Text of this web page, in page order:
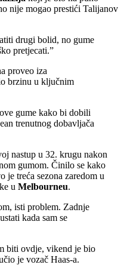
nije mogao prestići Talijanov
drugi bolid, no gume
pretjecati.”
proveo iza
brzinu u ključnim
gume kako bi dobili
trenutnog dobavljača
nastup u 32. krugu nakon
gumom. Činilo se kako
je treća sezona zaredom u
u Melbourneu.
isti problem. Zadnje
kada sam se
biti ovdje, vikend je bio
je vozač Haas-a.